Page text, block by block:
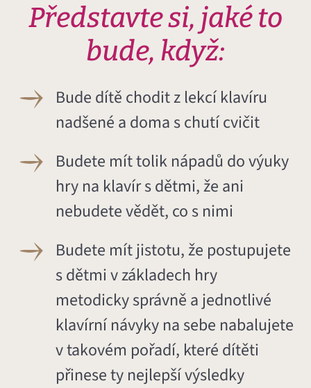
Představte si, jaké to
bude, když:
Bude dítě chodit z lekcí klavíru
nadšené a doma s chutí cvičit
Budete mít tolik nápadů do výuky
hry na klavír s dětmi, že ani
nebudete vědět, co s nimi
Budete mít jistotu, že postupujete
s dětmi v základech hry
metodicky správně a jednotlivé
klavírní návyky na sebe nabalujete
v takovém pořadí, které dítěti
přinese ty nejlepší výsledky